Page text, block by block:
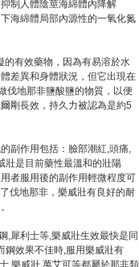
制人體陰莖海綿體內降解
海綿體局部內源性的一氧化氮
的有效藥物，因為有易溶於水
差異和身體狀況，但它出現在
伐地那非鹽酸鹽的物質，以便
剛長效，持久力被認為是約5
副作用包括：臉部潮紅,頭痛,
壯是目前藥性最溫和的壯陽
者服用後的副作用輕微程度可
伐地那非，樂威壯有良好的耐
,犀利士等,樂威壯生效最快是同
鋼效果不佳時,服用樂威壯有
,樂威壯,萬艾可等都屬於那非類